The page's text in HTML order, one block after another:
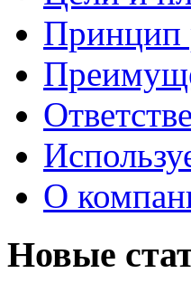
Принцип
О
Новые